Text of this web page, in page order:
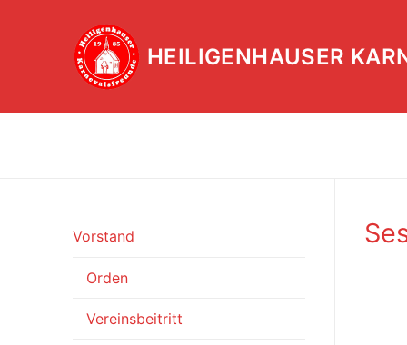
HEILIGENHAUSER
Vorstand
Orden
Vereinsbeitritt